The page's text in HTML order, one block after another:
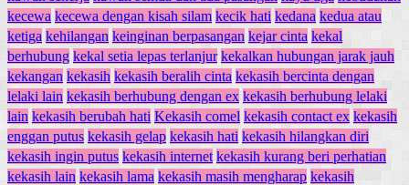
kecewa kecewa dengan kisah silam kecik hati kedana kedua atau
ketiga kehilangan keinginan berpasangan kejar cinta kekal
berhubung kekal setia lepas terlanjur kekalkan hubungan jarak jauh
kekangan kekasih kekasih beralih cinta kekasih bercinta dengan
lelaki lain kekasih berhubung dengan ex kekasih berhubung lelaki
lain kekasih berubah hati Kekasih comel kekasih contact ex kekasih
enggan putus kekasih gelap kekasih hati kekasih hilangkan diri
kekasih ingin putus kekasih internet kekasih kurang beri perhatian
kekasih lain kekasih lama kekasih masih mengharap kekasih